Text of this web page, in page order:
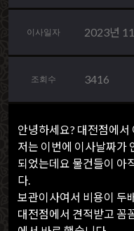
이사일자 2023년
조회수 3416
안녕하세요? 대전점에
저는 이번에 이사날짜가
되었는데요 물건들이 아
다.
보관이사여서 비용이 두
대전점에서 견적받고 꼼